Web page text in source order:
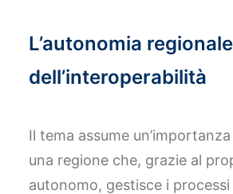
L’autonomia
dell’interoperabilità
Il tema assume
una regione che, grazie al
autonomo, gestisce i processi